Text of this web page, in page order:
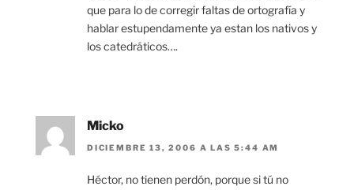
que para lo de corregir faltas de ortografía y
hablar estupendamente ya estan los nativos y
los catedráticos….
Micko
DICIEMBRE 13, 2006 A LAS 5:44 AM
Héctor, no tienen perdón, porque si tú no